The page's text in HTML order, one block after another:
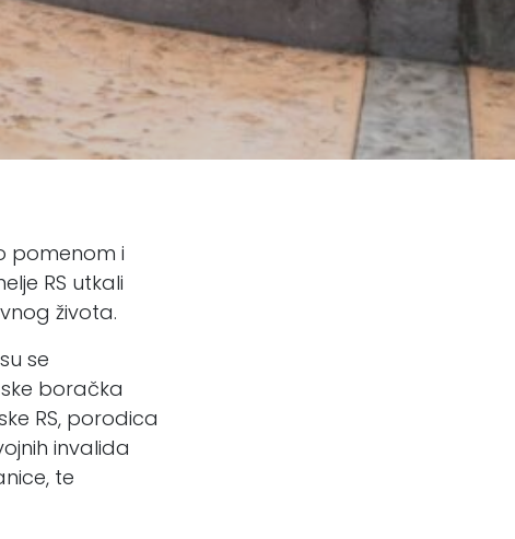
pomenom i
RS utkali
života.
se
boračka
RS, porodica
invalida
te